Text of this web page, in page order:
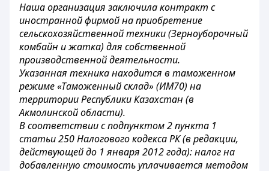
Наша организация заключила контракт с
иностранной фирмой на приобретение
сельскохозяйственной техники (Зерноуборочный
комбайн и жатка) для собственной
производственной деятельности.
Указанная техника находится в таможенном
режиме «Таможенный склад» (ИМ70) на
территории Республики Казахстан (в
Акмолинской области).
В соответствии с подпунктом 2 пункта 1
статьи 250 Налогового кодекса РК (в редакции,
действующей до 1 января 2012 года): налог на
добавленную стоимость уплачивается методом